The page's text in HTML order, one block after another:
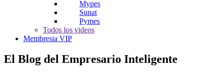
Mypes
Sunat
Pymes
Todos los videos
Membresia VIP
El Blog del Empresario Inteligente